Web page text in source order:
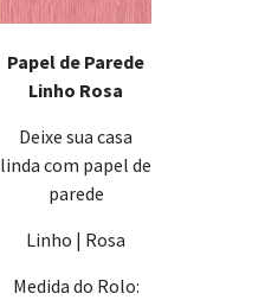
Papel de Parede
Linho Rosa
Deixe sua casa
linda com papel de
parede
Linho | Rosa
Medida do Rolo: